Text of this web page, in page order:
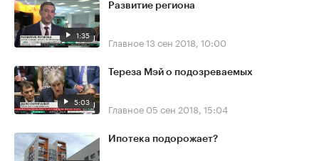
1:35
Развитие региона
Главное13 сен 2018, 10:00
5:03
Тереза Мэй о подозреваемых
Главное 05 сен 2018, 15:04
Ипотека подорожает?